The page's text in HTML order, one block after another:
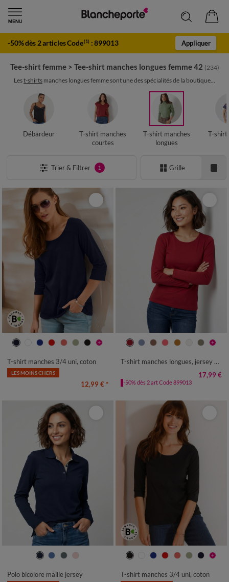
-50% dès 2 articles Code(1) :899013 Appliquer
Tee-shirt femme > Tee-shirt manches longues femme 42 (234)
Lest-shirts manches longues femme sont une des spécialités de la boutique...
Débardeur
T-shirt manches
courtes
T-shirt manches
longues
T-shirt
Trier & Filtrer 1 Grille
34/36 38/40 42/44
46/48
T-shirt manches 3/4 uni, coton
LES MOINS CHERS
12,99 € *
34/36 38/40 42/44
46/48
T-shirt manches longues, jersey en coton
17,99 €
-50% dès 2 art Code 899013
38/40 42/44
Polo bicolore maille jersey
34/36 38/40 42/44
46/48
T-shirt manches 3/4 uni, coton